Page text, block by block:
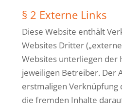
§ 2 Externe Links
Diese Website enthält
Websites Dritter („externe
Websites unterliegen der
jeweiligen Betreiber. Der
erstmaligen Verknüpfung
die fremden Inhalte